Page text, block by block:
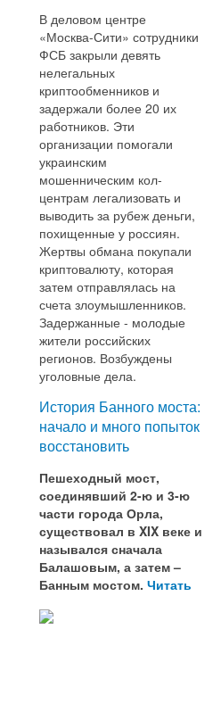
В деловом центре
«Москва-Сити» сотрудники
ФСБ закрыли девять
нелегальных
криптообменников и
задержали более 20 их
работников. Эти
организации помогали
украинским
мошенническим кол-
центрам легализовать и
выводить за рубеж деньги,
похищенные у россиян.
Жертвы обмана покупали
криптовалюту, которая
затем отправлялась на
счета злоумышленников.
Задержанные - молодые
жители российских
регионов. Возбуждены
уголовные дела.
История Банного моста:
начало и много попыток
восстановить
Пешеходный мост,
соединявший 2-ю и 3-ю
части города Орла,
существовал в XIX веке и
назывался сначала
Балашовым, а затем –
Банным мостом. Читать